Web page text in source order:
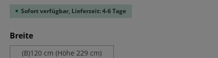
Sofort verfügbar, Lieferzeit: 4-6 Tage
Breiteauswählen
(B)120 cm (Höhe 229 cm)